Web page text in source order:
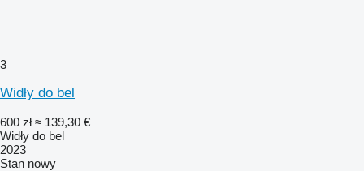
3
Widły do bel
600 zł ≈ 139,30 €
Widły do bel
2023
Stan nowy